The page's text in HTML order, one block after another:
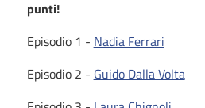
punti!
Episodio 1 - Nadia Ferrari
Episodio 2 - Guido Dalla Volta